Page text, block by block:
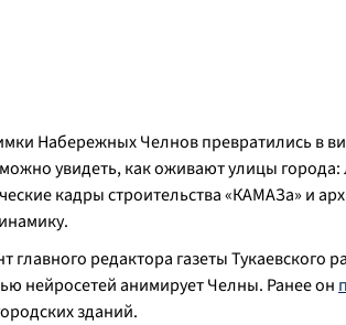
Набережных Челнов превратились в
увидеть, как оживают улицы
кадры строительства «КАМАЗа» и
главного редактора газеты Тукаевского
нейросетей анимирует Челны. Ранее он
зданий.